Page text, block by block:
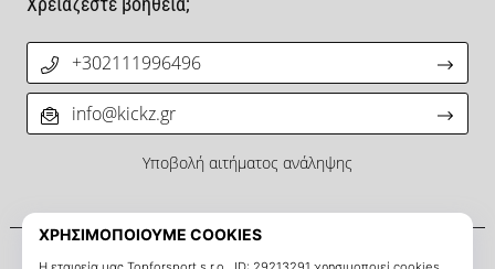
Σχετικά μ' εμάς
+302111996496
info@kickz.gr
Υποβολή αιτήματος ανάληψης